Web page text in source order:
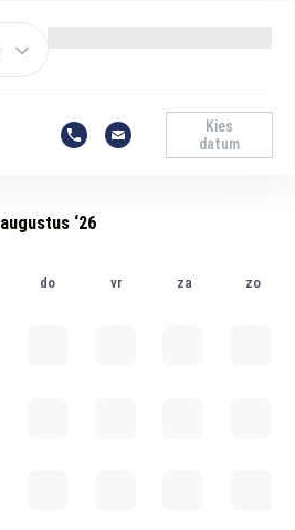
Kies
datum
augustus ‘26
do vr za zo